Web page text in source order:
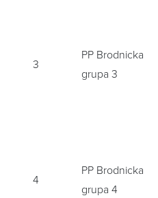
3
PP Brodnicka
grupa 3
4
PP Brodnicka
grupa 4